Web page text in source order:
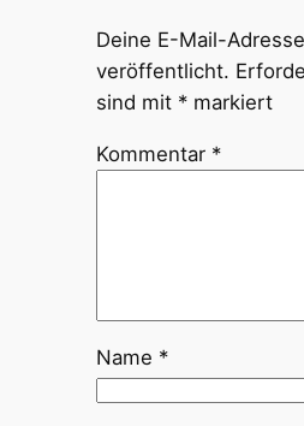
Deine E-Mail-
veröffentlicht.
sind mit *markiert
Kommentar *
Name *